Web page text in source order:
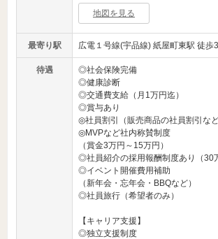
地図を見る
最寄り駅 広電１号線(宇品線) 紙屋町東駅 徒歩
待遇
◎社会保険完備
◎健康診断
◎交通費支給（月1万円迄）
◎賞与あり
◎社員割引（販売商品の社員割引など
◎MVPなど社内称賛制度
（賞金3万円～15万円）
◎社員紹介の採用報酬制度あり（30
◎イベント開催費用補助
（新年会・忘年会・BBQなど）
◎社員旅行（希望者のみ）
【キャリア支援】
◎独立支援制度